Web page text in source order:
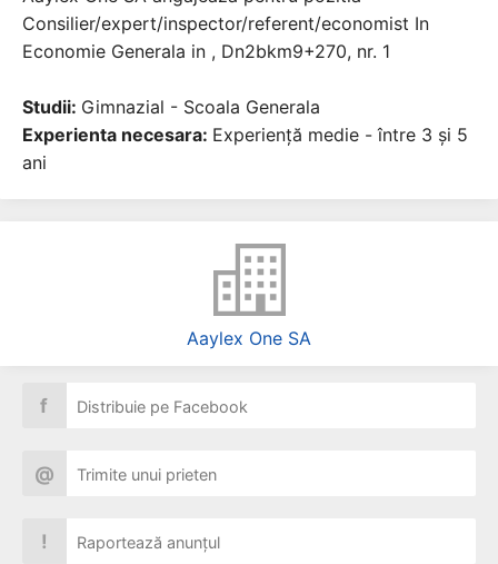
Consilier/expert/inspector/referent/economist In
Economie Generala in , Dn2bkm9+270, nr. 1
Studii: Gimnazial - Scoala Generala
Experienta necesara: Experiență medie - între 3 și 5
ani
Aaylex One SA
f Distribuie pe Facebook
@ Trimite unui prieten
! Raportează anunțul